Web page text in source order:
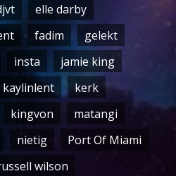
elle darby
fadim
gelekt
insta
jamie king
kaylinlent
kerk
kingvon
matangi
nietig
Port Of Miami
wilson